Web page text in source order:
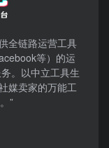
全链路运营工具
等）​的运
。以中立工具生
媒卖家的万能工
”